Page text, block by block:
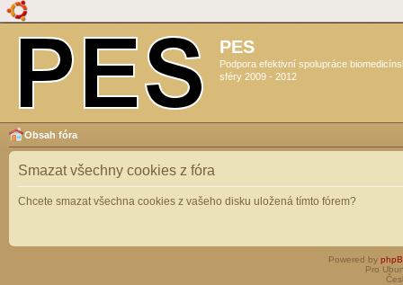
PES
Podpora efektivní spolupráce
sféry 2009 - 2012
Obsah fóra
Smazat všechny cookies z fóra
Chcete smazat všechna cookies z vašeho disku uložená tímto fórem?
Powered by
Pro